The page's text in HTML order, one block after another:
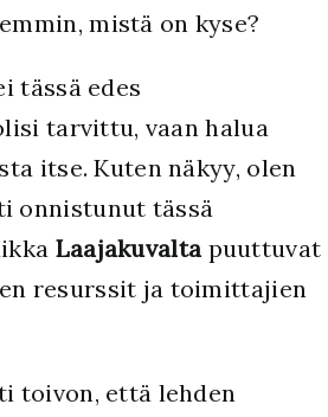
mistä on kyse?
tässä edes
tarvittu, vaan halua
itse. Kuten näkyy, olen
onnistunut tässä
Laajakuvaltapuuttuvat
resurssit ja toimittajien
toivon, että lehden